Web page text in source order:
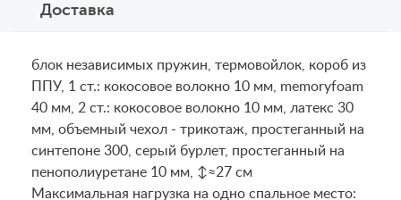
Доставка
блок независимых пружин, термовойлок, короб из
ППУ, 1 ст.: кокосовое волокно 10 мм, memoryfoam
40 мм, 2 ст.: кокосовое волокно 10 мм, латекс 30
мм, объемный чехол - трикотаж, простеганный на
синтепоне 300, серый бурлет, простеганный на
пенополиуретане 10 мм, ↕≈27 см
Maксимальная нагрузка на одно спальное место: